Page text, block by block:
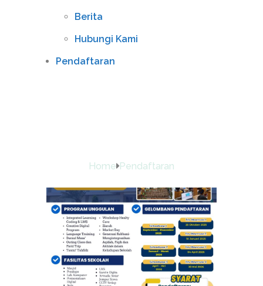
Berita
Hubungi Kami
Pendaftaran
Home Pendaftaran